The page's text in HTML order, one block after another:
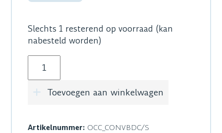
Slechts 1 resterend op voorraad (kan
nabesteld worden)
Blackmagic Micro Converter BiDirect SDI/
Toevoegen aan winkelwagen
Artikelnummer: OCC_CONVBDC/S